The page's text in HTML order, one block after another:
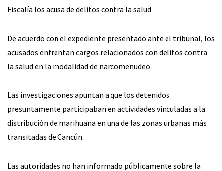
Fiscalía los acusa de delitos contra la salud
De acuerdo con el expediente presentado ante el tribunal, los
acusados enfrentan cargos relacionados con delitos contra
la salud en la modalidad de narcomenudeo.
Las investigaciones apuntan a que los detenidos
presuntamente participaban en actividades vinculadas a la
distribución de marihuana en una de las zonas urbanas más
transitadas de Cancún.
Las autoridades no han informado públicamente sobre la